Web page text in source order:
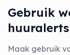
Gebruik
Maak gebruik